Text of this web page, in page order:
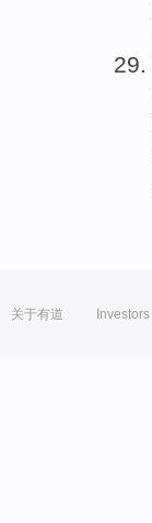
关于有道 Investors